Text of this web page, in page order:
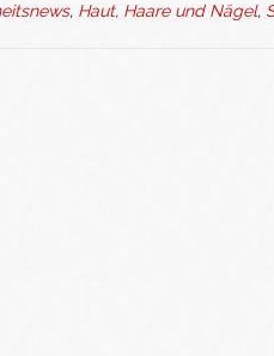
, Haut, Haare und Nägel,